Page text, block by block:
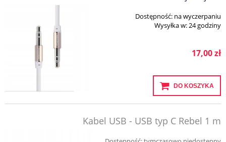
Dostępność: na wyczerpaniu
Wysyłka w: 24 godziny
17,00 zł
DO KOSZYKA
Kabel USB - USB typ C Rebel 1 m